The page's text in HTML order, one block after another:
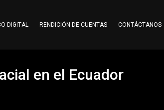
DIGITAL RENDICIÓN DE CUENTAS CONTÁCTANOS
en el Ecuador